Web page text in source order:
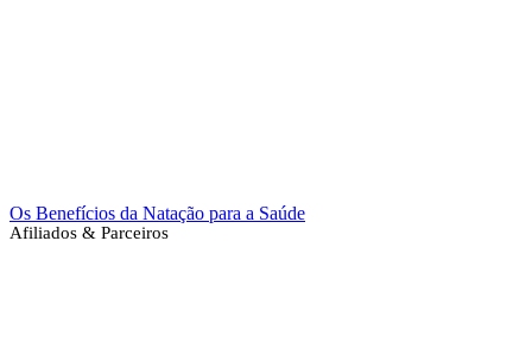
Os Benefícios da Natação para a Saúde
Afiliados & Parceiros